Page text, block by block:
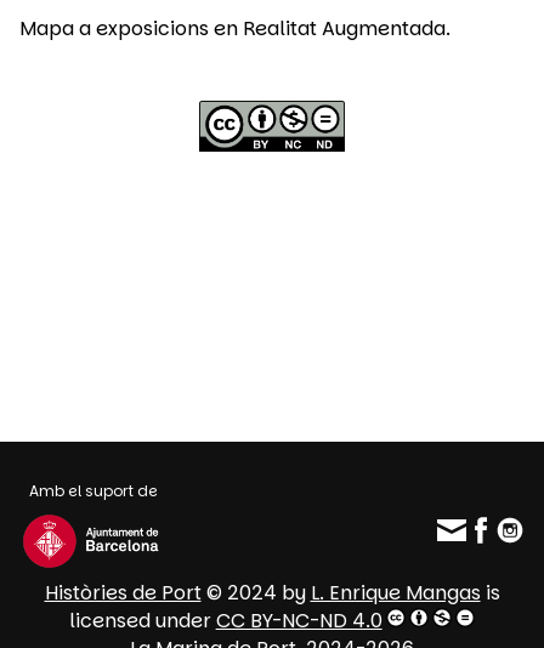
Mapa a exposicions en Realitat Augmentada.
Amb el suport de
Històries de Port© 2024 by L. Enrique Mangasis
licensed underCC BY-NC-ND 4.0